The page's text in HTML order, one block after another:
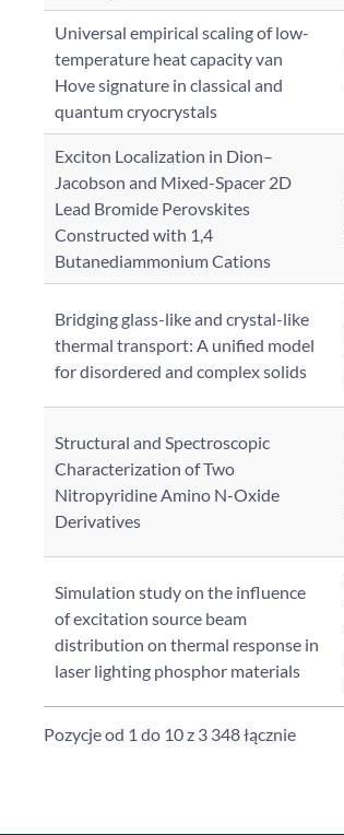
Universal empirical scaling of low-
temperature heat capacity van
Hove signature in classical and
quantum cryocrystals
Exciton Localization in Dion–
Jacobson and Mixed-Spacer 2D
Lead Bromide Perovskites
Constructed with 1,4
Butanediammonium Cations
Bridging glass-like and crystal-like
thermal transport: A unified model
for disordered and complex solids
Structural and Spectroscopic
Characterization of Two
Nitropyridine Amino N-Oxide
Derivatives
Simulation study on the influence
of excitation source beam
distribution on thermal response in
laser lighting phosphor materials
Pozycje od 1 do 10 z 3 348 łącznie